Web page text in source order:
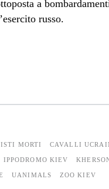
a
russo.
MORTI CAVALLI
IPPODROMO KIEV
UANIMALS ZOO KIEV